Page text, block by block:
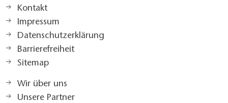
Kontakt
Impressum
Datenschutzerklärung
Barrierefreiheit
Sitemap
Wir über uns
Unsere Partner